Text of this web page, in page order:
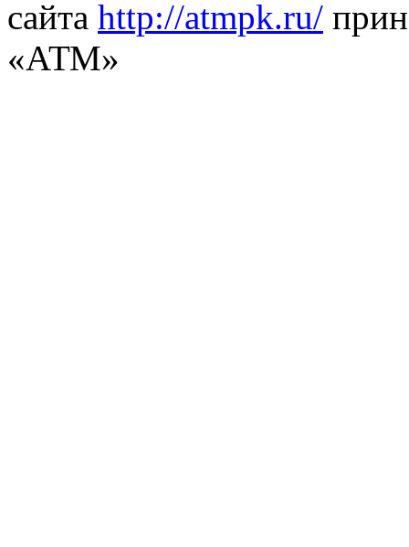
сайта http://atmpk.ru/
«АТМ»